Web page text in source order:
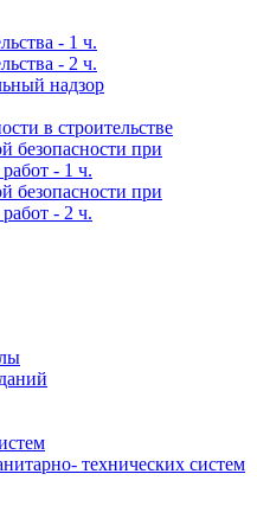
- 1 ч.
- 2 ч.
надзор
в строительстве
безопасности при
- 1 ч.
безопасности при
- 2 ч.
технических систем